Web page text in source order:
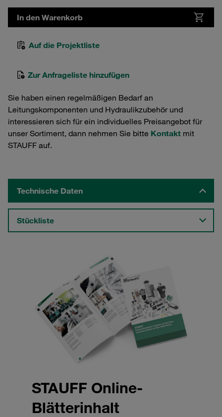
In den Warenkorb
Auf die Projektliste
Zur Anfrageliste hinzufügen
Sie haben einen regelmäßigen Bedarf an
Leitungskomponenten und Hydraulikzubehör und
interessieren sich für ein individuelles Preisangebot für
unser Sortiment, dann nehmen Sie bitte Kontakt mit
STAUFF auf.
Technische Daten
Stückliste
STAUFF Online-
Blätterinhalt